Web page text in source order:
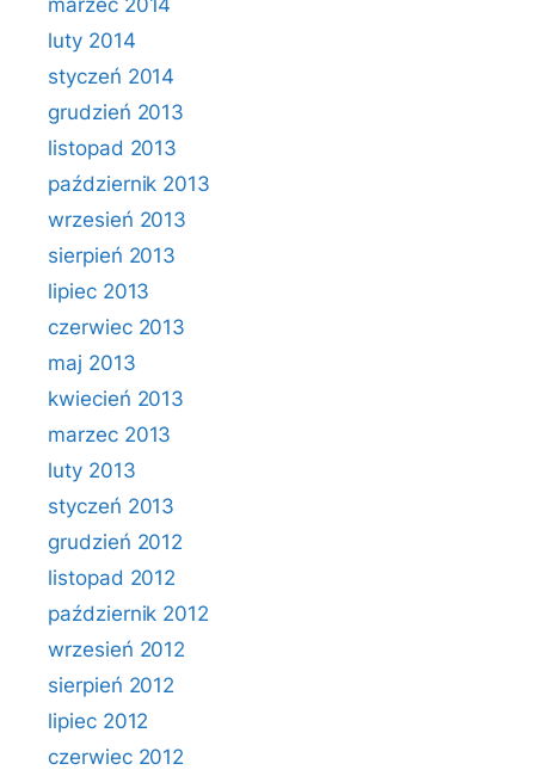
marzec 2014
luty 2014
styczeń 2014
grudzień 2013
listopad 2013
październik 2013
wrzesień 2013
sierpień 2013
lipiec 2013
czerwiec 2013
maj 2013
kwiecień 2013
marzec 2013
luty 2013
styczeń 2013
grudzień 2012
listopad 2012
październik 2012
wrzesień 2012
sierpień 2012
lipiec 2012
czerwiec 2012